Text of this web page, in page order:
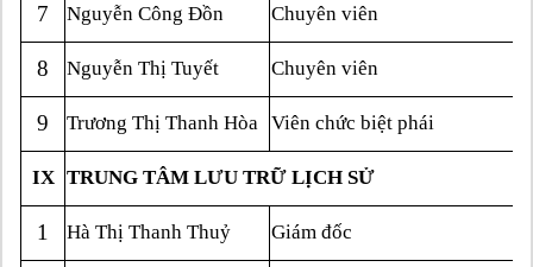
7 Nguyễn Công Đồn Chuyên viên
8 Nguyễn Thị Tuyết Chuyên viên
9 Trương Thị Thanh Hòa Viên chức biệt phái
IX TRUNG TÂM LƯU TRỮ LỊCH SỬ
1 Hà Thị Thanh Thuỷ Giám đốc